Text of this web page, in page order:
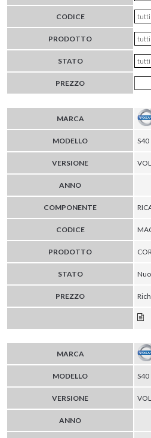
CODICE
PRODOTTO
STATO
PREZZO
MARCA
MODELLO S40
VERSIONE
ANNO
COMPONENTE
CODICE
PRODOTTO
STATO
PREZZO
MARCA
MODELLO S40
VERSIONE
ANNO